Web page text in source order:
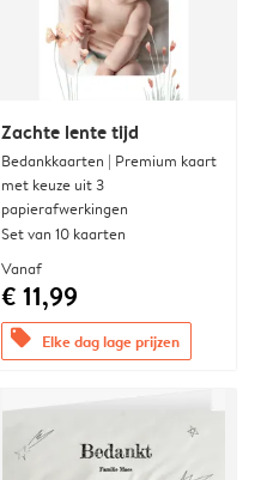
Zachte lente tijd
Bedankkaarten | Premium kaart
met keuze uit 3
papierafwerkingen
Set van 10 kaarten
Vanaf
€ 11,99
offers Elke dag lage prijzen